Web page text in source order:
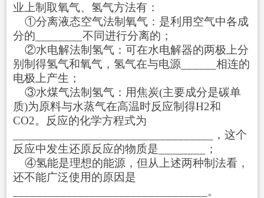
业上制取氧气、氢气方法有：
①分离液态空气法制氧气：是利用空气中各成
分的________不同进行分离的；
②水电解法制氢气：可在水电解器的两极上分
别制得氢气和氧气，氢气在与电源______相连的
电极上产生；
③水煤气法制氢气：用焦炭(主要成分是碳单
质)为原料与水蒸气在高温时反应制得H2和
CO2。反应的化学方程式为
__________________________________，这个
反应中发生还原反应的物质是________；
④氢能是理想的能源，但从上述两种制法看，
还不能广泛使用的原因是
_________________________________。